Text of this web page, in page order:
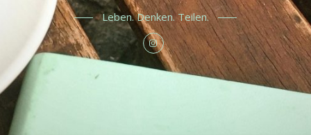
Leben. Denken. Teilen.